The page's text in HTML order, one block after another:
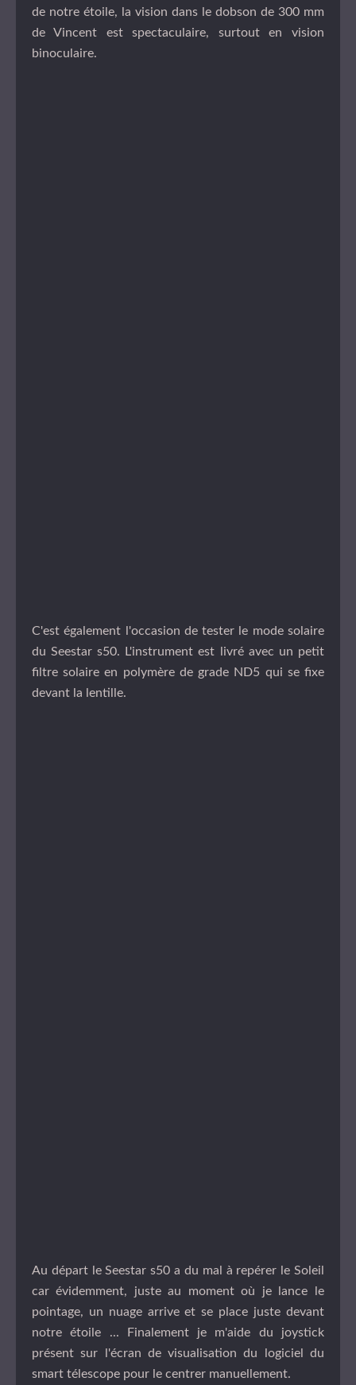
de notre étoile, la vision dans le dobson de 300 mm
de Vincent est spectaculaire, surtout en vision
binoculaire.
C'est également l'occasion de tester le mode solaire
du Seestar s50. L'instrument est livré avec un petit
filtre solaire en polymère de grade ND5 qui se fixe
devant la lentille.
Au départ le Seestar s50 a du mal à repérer le Soleil
car évidemment, juste au moment où je lance le
pointage, un nuage arrive et se place juste devant
notre étoile ... Finalement je m'aide du joystick
présent sur l'écran de visualisation du logiciel du
smart télescope pour le centrer manuellement.